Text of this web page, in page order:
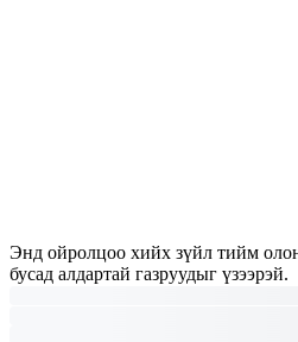
Энд ойролцоо хийх зүйл тийм
бусад алдартай газруудыг үзээрэй.